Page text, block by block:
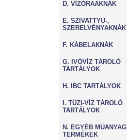
D. VÍZÓRAAKNÁK
E. SZIVATTYÚ-,
SZERELVÉNYAKNÁK
F. KÁBELAKNÁK
G. IVÓVÍZ TÁROLÓ
TARTÁLYOK
H. IBC TARTÁLYOK
I. TŰZI-VÍZ TÁROLÓ
TARTÁLYOK
N. EGYÉB MŰANYAG
TERMÉKEK